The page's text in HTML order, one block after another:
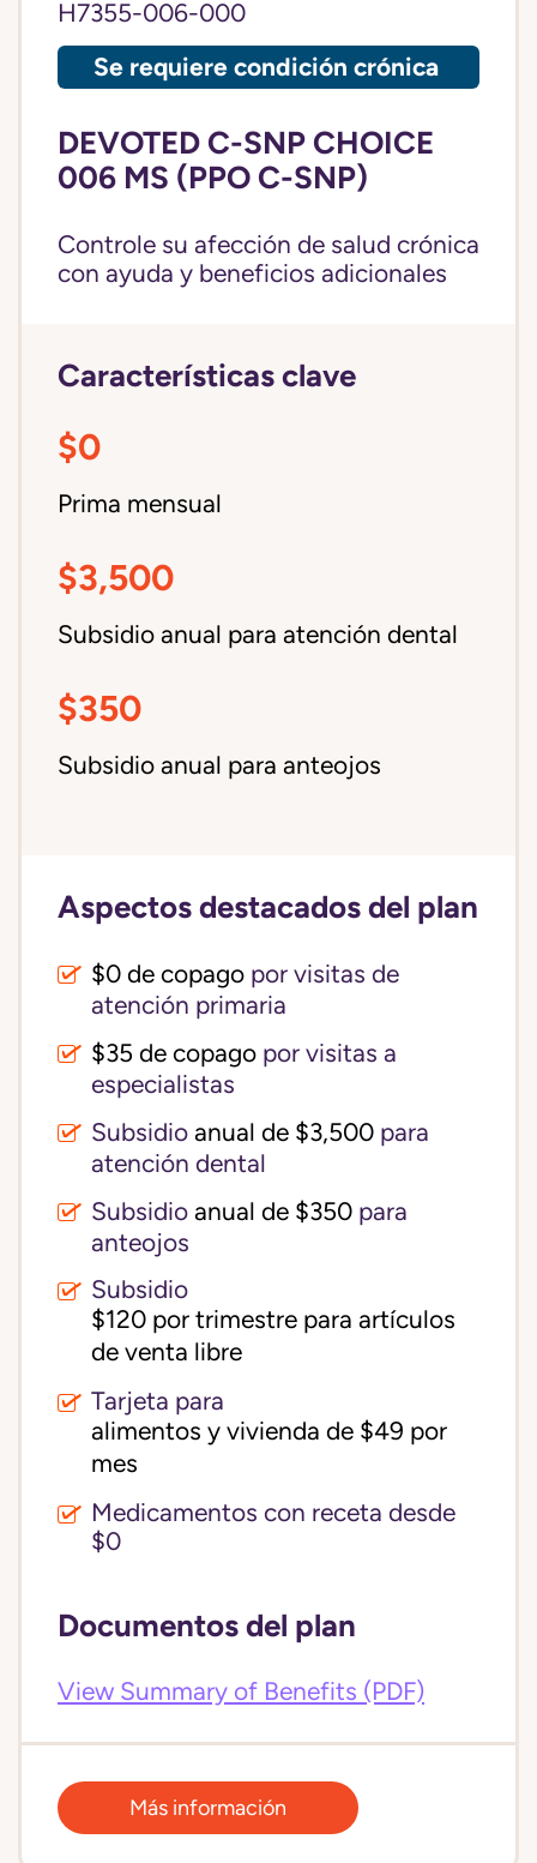
H7355-006-000
Se requiere condición crónica
DEVOTED C-SNP CHOICE
006 MS (PPO C-SNP)
Controle su afección de salud crónica
con ayuda y beneficios adicionales
Características clave
$0
Prima mensual
$3,500
Subsidio anual para atención dental
$350
Subsidio anual para anteojos
Aspectos destacados del plan
$0 de copago por visitas de
atención primaria
$35 de copago por visitas a
especialistas
Subsidio anual de $3,500 para
atención dental
Subsidio anual de $350 para
anteojos
Subsidio
$120 por trimestre para artículos
de venta libre
Tarjeta para
alimentos y vivienda de $49 por
mes
Medicamentos con receta desde
$0
Documentos del plan
View Summary of Benefits (PDF)
Más información